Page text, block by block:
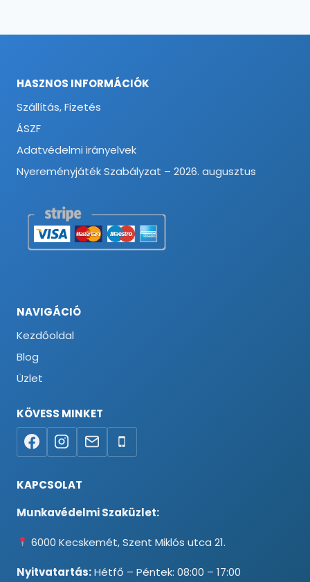
HASZNOS INFORMÁCIÓK
Szállítás, Fizetés
ÁSZF
Adatvédelmi irányelvek
Nyereményjáték Szabályzat – 2026. augusztus
NAVIGÁCIÓ
Kezdőoldal
Blog
Üzlet
KÖVESS MINKET
KAPCSOLAT
Munkavédelmi Szaküzlet:
6000 Kecskemét, Szent Miklós utca 21.
Nyitvatartás:Hétfő – Péntek: 08:00 – 17:00